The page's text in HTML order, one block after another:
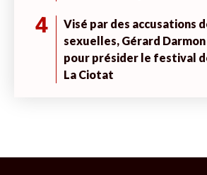
4
Visé par des accusations
sexuelles, Gérard
pour présider le festival
La Ciotat